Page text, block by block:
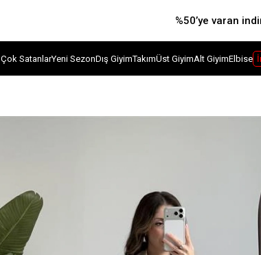
%50’ye varan
Çok SatanlarYeni SezonDış GiyimTakımÜst GiyimAlt GiyimElbise